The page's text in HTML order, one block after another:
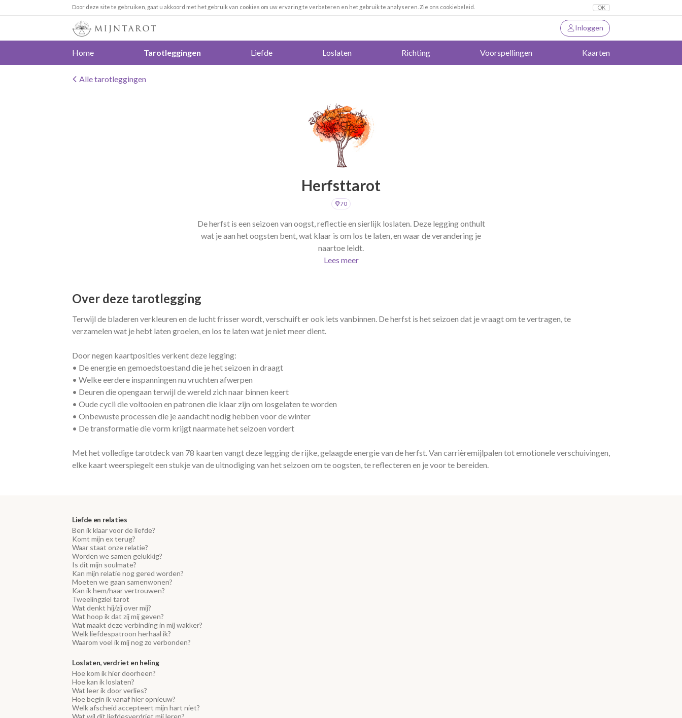
Door deze site te gebruiken, gaat u akkoord met het gebruik van cookies om uw ervaring te verbeteren en het gebruik te analyseren. Zie ons cookiebeleid. OK
Inloggen
Home Tarotleggingen Liefde Loslaten Richting Voorspellingen Kaarten
Alle tarotleggingen
Herfsttarot
70
De herfst is een seizoen van oogst, reflectie en sierlijk loslaten. Deze legging onthult
wat je aan het oogsten bent, wat klaar is om los te laten, en waar de verandering je
naartoe leidt.
Lees meer
Over deze tarotlegging
Terwijl de bladeren verkleuren en de lucht frisser wordt, verschuift er ook iets vanbinnen. De herfst is het seizoen dat je vraagt om te vertragen, te
verzamelen wat je hebt laten groeien, en los te laten wat je niet meer dient.
Door negen kaartposities verkent deze legging:
• De energie en gemoedstoestand die je het seizoen in draagt
• Welke eerdere inspanningen nu vruchten afwerpen
• Deuren die opengaan terwijl de wereld zich naar binnen keert
• Oude cycli die voltooien en patronen die klaar zijn om losgelaten te worden
• Onbewuste processen die je aandacht nodig hebben voor de winter
• De transformatie die vorm krijgt naarmate het seizoen vordert
Met het volledige tarotdeck van 78 kaarten vangt deze legging de rijke, gelaagde energie van de herfst. Van carrièremijlpalen tot emotionele verschuivingen,
elke kaart weerspiegelt een stukje van de uitnodiging van het seizoen om te oogsten, te reflecteren en je voor te bereiden.
Liefde en relaties
Ben ik klaar voor de liefde?
Komt mijn ex terug?
Waar staat onze relatie?
Worden we samen gelukkig?
Is dit mijn soulmate?
Kan mijn relatie nog gered worden?
Moeten we gaan samenwonen?
Kan ik hem/haar vertrouwen?
Tweelingziel tarot
Wat denkt hij/zij over mij?
Wat hoop ik dat zij mij geven?
Wat maakt deze verbinding in mij wakker?
Welk liefdespatroon herhaal ik?
Waarom voel ik mij nog zo verbonden?
Loslaten, verdriet en heling
Hoe kom ik hier doorheen?
Hoe kan ik loslaten?
Wat leer ik door verlies?
Hoe begin ik vanaf hier opnieuw?
Welk afscheid accepteert mijn hart niet?
Wat wil dit liefdesverdriet mij leren?